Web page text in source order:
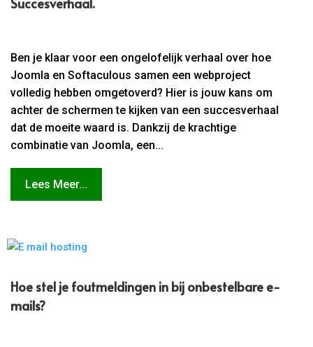
Ben je klaar voor een ongelofelijk verhaal over hoe
Joomla en Softaculous samen een webproject
volledig hebben omgetoverd? Hier is jouw kans om
achter de schermen te kijken van een succesverhaal
dat de moeite waard is. Dankzij de krachtige
combinatie van Joomla, een...
Lees Meer...
Hoe stel je foutmeldingen in bij onbestelbare e-
mails?